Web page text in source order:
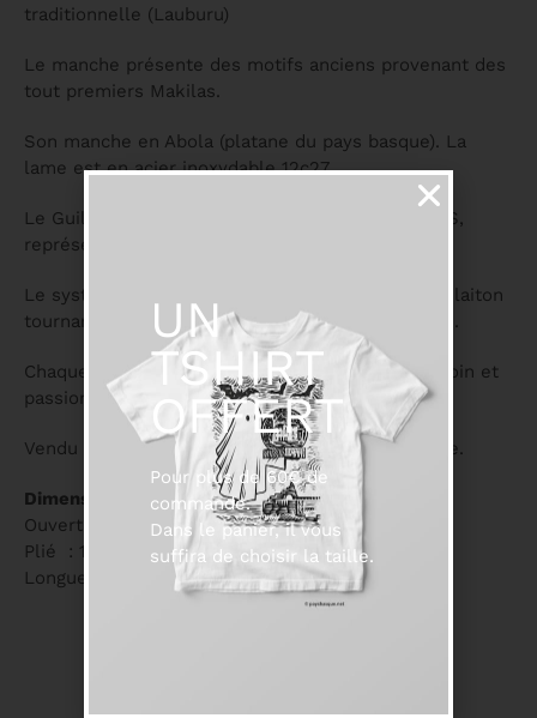
traditionnelle (Lauburu)
Le manche présente des motifs anciens provenant des
tout premiers Makilas.
Son manche en Abola (platane du pays basque). La
lame est en acier inoxydable 12c27.
Le Guillochage sur le dos de la lame avec ses 7 S,
représente les 7 provinces Basques.
Le système du Couteau Makila est une virole en laiton
tournante qui bloque la lame en position ouverte.
Chaque couteau est façonné et assemblé avec soin et
passion, ce qui lui donne un caractère unique.
Vendu avec sa pochette en cuir avec croix basque.
Dimensions :
Ouvert : 22 cm
Plié : 12,5 cm
Longueur de la lame : 9,5 cm
UN
TSHIRT
OFFERT
Pour plus de 60€ de
commande.
Dans le panier, il vous
suffira de choisir la taille.